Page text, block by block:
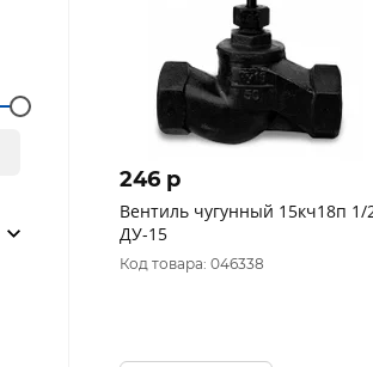
246 p
Вентиль чугунный 15кч18п 1/2"
ДУ-15
Код товара: 046338